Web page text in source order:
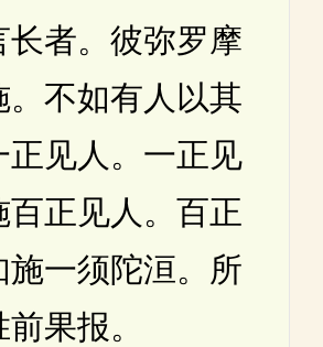
者。彼弥罗摩
。不如有人以其
正见人。一正见
百正见人。百正
施一须陀洹。所
果报。